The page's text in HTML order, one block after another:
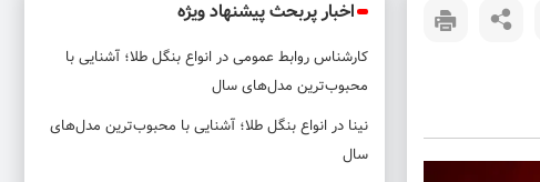
اخبار پربحث پیشنهاد ویژه
کارشناس روابط عمومیدر انواع بنگل طلا؛ آشنایی با
محبوب‌ترین مدل‌های سال
نینا در انواع بنگل طلا؛ آشنایی با محبوب‌ترین مدل‌های
سال